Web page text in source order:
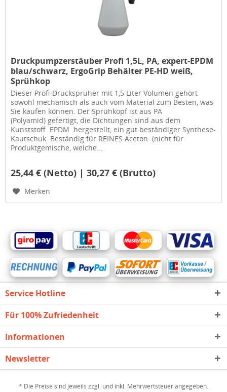
Druckpumpzerstäuber Profi 1,5L, PA, expert-EPDM
blau/schwarz, ErgoGrip Behälter PE-HD weiß,
Sprühkop
Dieser Profi-Drucksprüher mit 1,5 Liter Volumen gehört
sowohl mechanisch als auch vom Material zum Besten, was
Sie kaufen können. Der Sprühkopf ist aus PA
(Polyamid) gefertigt, die Dichtungen sind aus dem
Kunststoff EPDM hergestellt, ein gut beständiger Synthese-
Kautschuk. Beständig für REINES Aceton (nicht für
Produktgemische, welche...
25,44 € (Netto) | 30,27 € (Brutto)
Merken
Service Hotline
Für 100% Zufriedenheit
Informationen
Newsletter
* Die Preise sind jeweils zzgl. und inkl. Mehrwertsteuer angegeben.